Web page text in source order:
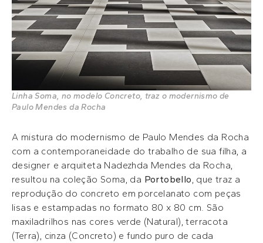
Linha Soma, no modelo Concreto, traz o modernismo de
Paulo Mendes da Rocha
A mistura do modernismo de Paulo Mendes da Rocha
com a contemporaneidade do trabalho de sua filha, a
designer e arquiteta Nadezhda Mendes da Rocha,
resultou na coleção Soma, da Portobello , que traz a
reprodução do concreto em porcelanato com peças
lisas e estampadas no formato 80 x 80 cm. São
maxiladrilhos nas cores verde (Natural), terracota
(Terra), cinza (Concreto) e fundo puro de cada